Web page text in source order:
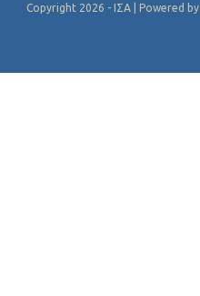
Copyright 2026 - ΙΣΑ | Powered by